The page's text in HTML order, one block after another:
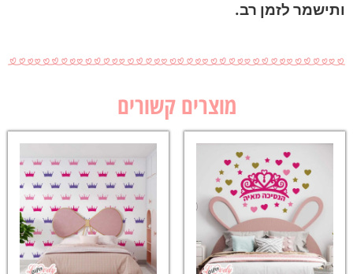
ותישמר לזמן רב.
מוצרים קשורים